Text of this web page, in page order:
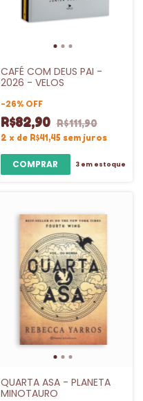
CAFÉ COM DEUS PAI -
2026 - VELOS
-26% OFF
R$82,90 R$111,90
2 x de R$41,45 sem juros
3 em estoque
QUARTA ASA - PLANETA
MINOTAURO